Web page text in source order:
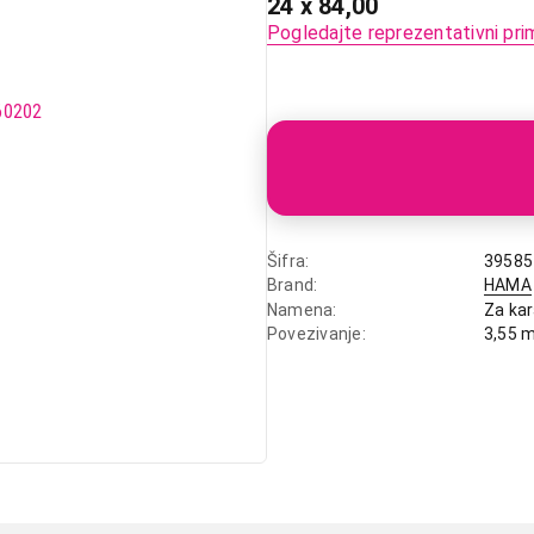
24 x 84,00
Pogledajte reprezentativni
Šifra
39585
Brand
HAMA
Namena
Za
Povezivanje
3,55